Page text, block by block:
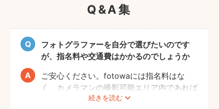
Q&A集
フォトグラファーを自分で選びたいのです
が、指名料や交通費はかかるのでしょうか
続きを読む
ご安心ください。fotowaには指名料はな
く、カメラマンの撮影可能エリア内であれば
交通費も一切かかりません。